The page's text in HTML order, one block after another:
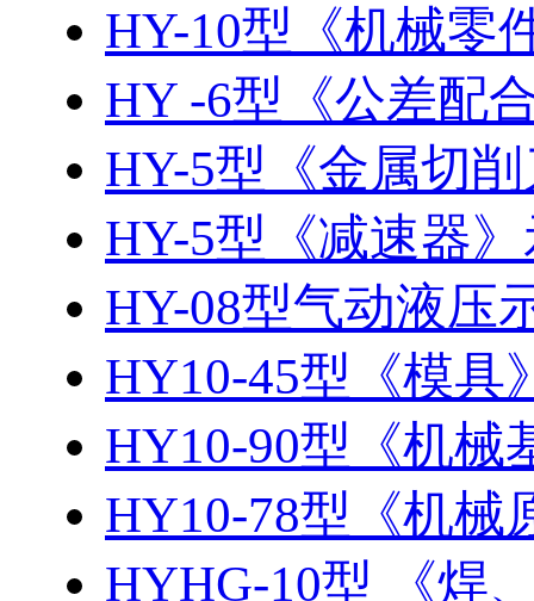
HY-10型《机械零
HY -6型《公差配
HY-5型《金属切
HY-5型《减速器
HY-08型气动液压
HY10-45型《模具
HY10-90型《机械
HY10-78型《机械
HYHG-10型 《焊